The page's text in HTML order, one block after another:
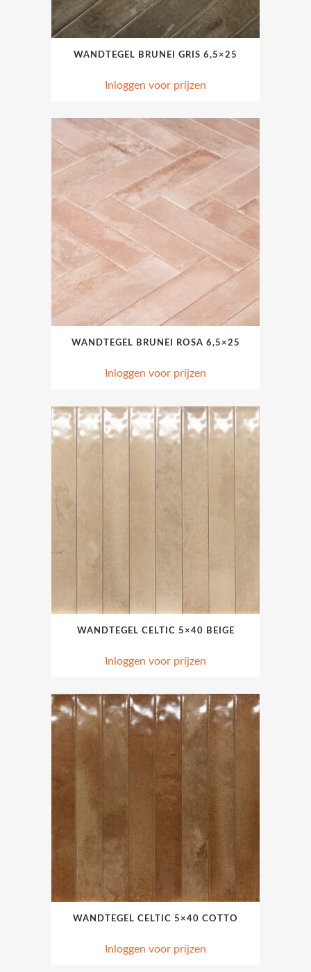
WANDTEGEL BRUNEI GRIS 6,5×25
Inloggen voor prijzen
WANDTEGEL BRUNEI ROSA 6,5×25
Inloggen voor prijzen
WANDTEGEL CELTIC 5×40 BEIGE
Inloggen voor prijzen
WANDTEGEL CELTIC 5×40 COTTO
Inloggen voor prijzen